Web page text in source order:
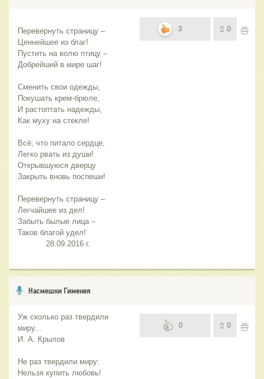
Перевернуть страницу –
Ценнейшее из благ!
Пустить на волю птицу –
Добрейший в мире шаг!
Сменить свои одежды,
Покушать крем-брюле,
И растоптать надежды,
Как муху на стекле!
Всё, что питало сердце,
Легко рвать из души!
Открывшуюся дверцу
Закрыть вновь поспеши!
Перевернуть страницу –
Легчайшее из дел!
Забыть былые лица –
Таков благой удел!
            28.09.2016 г.
3 0
Насмешки Гименея
Уж сколько раз твердили
миру...
И. А. Крылов
Не раз твердили миру:
Нельзя купить любовь!
0 0